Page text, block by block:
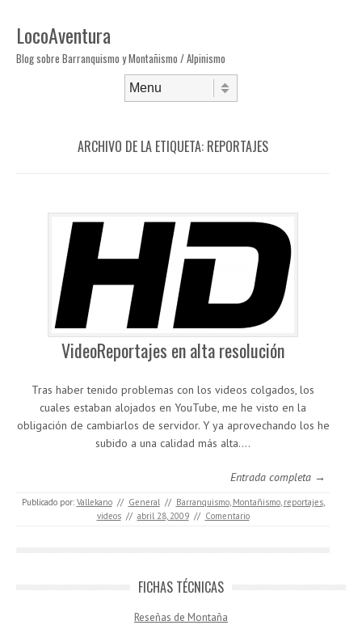
LocoAventura
Blog sobre Barranquismo y Montañismo / Alpinismo
ARCHIVO DE LA ETIQUETA: REPORTAJES
VideoReportajes en alta resolución
Tras haber tenido problemas con los videos colgados, los
cuales estaban alojados en YouTube, me he visto en la
obligación de cambiarlos de servidor. Y ya aprovechando los he
subido a una calidad más alta.…
Entrada completa →
Publicado por: Vallekano // General // Barranquismo, Montañismo, reportajes,
videos // abril 28, 2009 // Comentario
FICHAS TÉCNICAS
Reseñas de Montaña